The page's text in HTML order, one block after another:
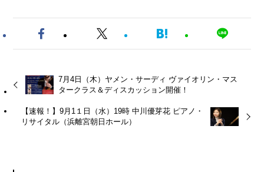
7月4日（木）ヤメン・サーディ ヴァイオリン・マス
タークラス＆ディスカッション開催！
【速報！】9月1１日（水）19時 中川優芽花 ピアノ・
リサイタル（浜離宮朝日ホール）